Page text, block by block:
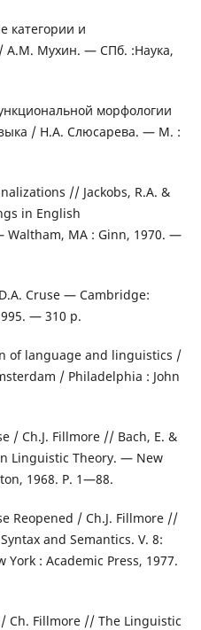
категории и
А.М. Мухин. — СПб. :Наука,
морфологии
/ Н.А. Слюсарева. — М. :
// Jackobs, R.A. &
in English
MA : Ginn, 1970. —
Cruse — Cambridge:
— 310 р.
of language and linguistics /
/ Philadelphia : John
/ Ch.J. Fillmore // Bach, E. &
Linguistic Theory. — New
1968. P. 1—88.
Reopened / Ch.J. Fillmore //
and Semantics. V. 8:
: Academic Press, 1977.
Ch. Fillmore // The Linguistic